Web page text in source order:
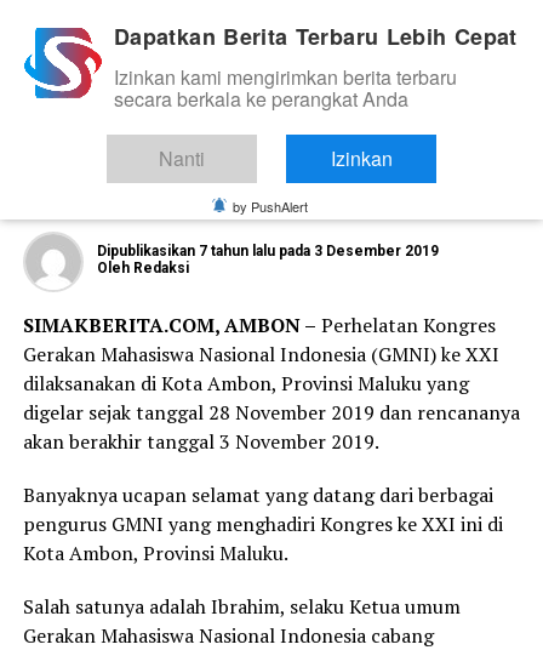
ORGANISASI DAN KOMUNITAS
Nahkoda Baru DPP GMNI Periode 2019 –
2022, Ketum DPC GMNI Enrekang :
Selamat Untuk Nahkoda Baru DPP GMNI
Dipublikasikan 7 tahun lalu pada 3 Desember 2019
Oleh Redaksi
SIMAKBERITA.COM, AMBON – Perhelatan Kongres
Gerakan Mahasiswa Nasional Indonesia (GMNI) ke XXI
dilaksanakan di Kota Ambon, Provinsi Maluku yang
digelar sejak tanggal 28 November 2019 dan rencananya
akan berakhir tanggal 3 November 2019.
Banyaknya ucapan selamat yang datang dari berbagai
pengurus GMNI yang menghadiri Kongres ke XXI ini di
Kota Ambon, Provinsi Maluku.
Salah satunya adalah Ibrahim, selaku Ketua umum
Gerakan Mahasiswa Nasional Indonesia cabang
Dapatkan Berita Terbaru Lebih Cepat
Izinkan kami mengirimkan berita terbaru
secara berkala ke perangkat Anda
Nanti Izinkan
by PushAlert